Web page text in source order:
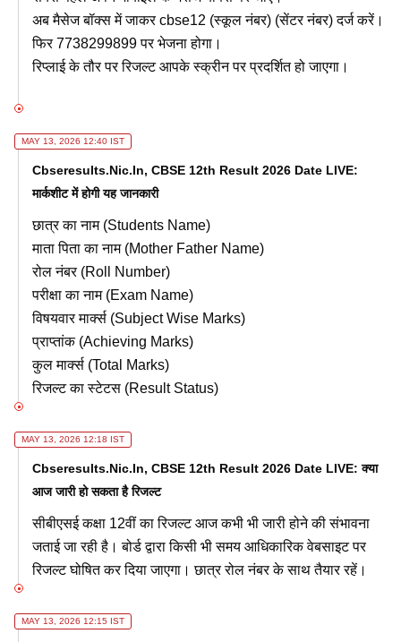
अब मैसेज बॉक्स में जाकर cbse12 (स्कूल नंबर) (सेंटर नंबर) दर्ज करें।
फिर 7738299899 पर भेजना होगा।
रिप्लाई के तौर पर रिजल्ट आपके स्क्रीन पर प्रदर्शित हो जाएगा।
MAY 13, 2026 12:40 IST
Cbseresults.nic.in, CBSE 12th Result 2026 Date LIVE:
मार्कशीट में होगी यह जानकारी
छात्र का नाम (Students Name)
माता पिता का नाम (Mother Father Name)
रोल नंबर (Roll Number)
परीक्षा का नाम (Exam Name)
विषयवार मार्क्स (Subject Wise Marks)
प्राप्तांक (Achieving Marks)
कुल मार्क्स (Total Marks)
रिजल्ट का स्टेटस (Result Status)
MAY 13, 2026 12:18 IST
Cbseresults.nic.in, CBSE 12th Result 2026 Date LIVE: क्या
आज जारी हो सकता है रिजल्ट
सीबीएसई कक्षा 12वीं का रिजल्ट आज कभी भी जारी होने की संभावना
जताई जा रही है। बोर्ड द्वारा किसी भी समय आधिकारिक वेबसाइट पर
रिजल्ट घोषित कर दिया जाएगा। छात्र रोल नंबर के साथ तैयार रहें।
MAY 13, 2026 12:15 IST